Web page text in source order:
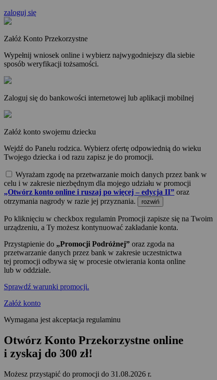
zaloguj się
Załóż Konto Przekorzystne
Wypełnij wniosek online i wybierz najwygodniejszy dla siebie
sposób weryfikacji tożsamości.
Zaloguj się do bankowości internetowej lub aplikacji mobilnej
Załóż konto swojemu dziecku
Wejdź do Panelu rodzica. Wybierz ofertę odpowiednią do wieku
Twojego dziecka i od razu zapisz je do promocji.
Wyrażam zgodę na przetwarzanie moich danych przez bank w
celu i w zakresie niezbędnym dla mojego udziału w promocji
„Otwórz konto online i ruszaj po więcej – edycja II” oraz
otrzymania nagrody w razie jej przyznania.
rozwiń
Po kliknięciu w checkbox regulamin Promocji zapisze się na Twoim
urządzeniu, a Ty możesz kontynuować zakładanie konta.
Przystąpienie do „Promocji Podróżnej” oraz zgoda na
przetwarzanie danych przez bank w zakresie uczestnictwa
tej promocji odbywa się w procesie otwierania konta online
lub w oddziale.
Sprawdź warunki promocji.
Załóż konto
Wymagana jest akceptacja regulaminu
Otwórz Konto Przekorzystne online
i zyskaj do 300 zł!
Możesz przystąpić do promocji do 31.08.2026 r.